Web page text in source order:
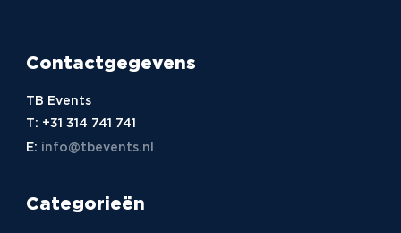
Contactgegevens
TB Events
T: +31 314 741 741
E: info@tbevents.nl
Categorieën